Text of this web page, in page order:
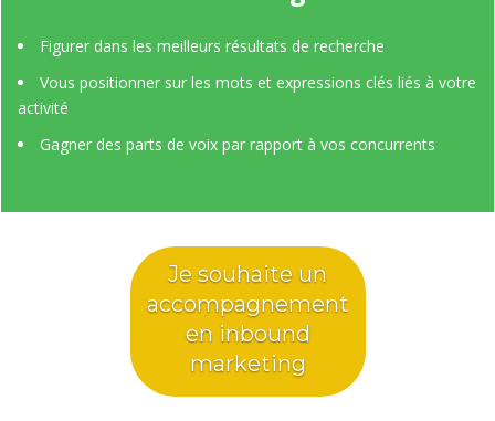
Figurer dans les meilleurs résultats de recherche
Vous positionner sur les mots et expressions clés liés à votre
activité
Gagner des parts de voix par rapport à vos concurrents
Je souhaite un
accompagnement
en inbound
marketing